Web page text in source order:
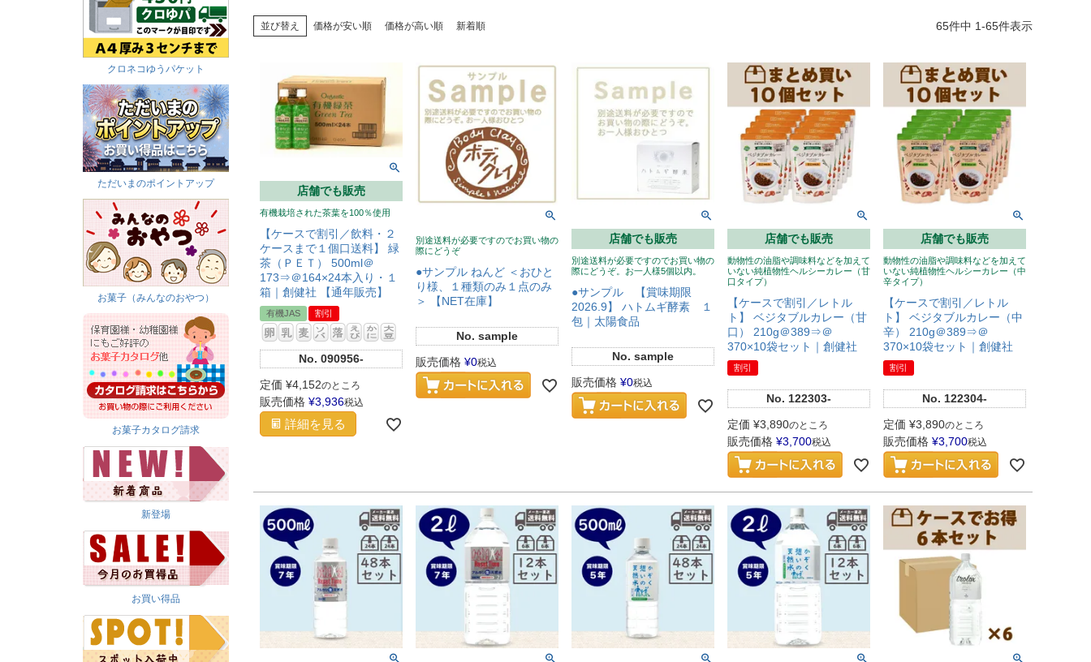
クロネコゆうパケット
ただいまのポイントアップ
お菓子（みんなのおやつ）
お菓子カタログ請求
新登場
お買い得品
並び替え 価格が安い順 価格が高い順 新着順 65件中 1-65件表示
店舗でも販売
有機栽培された茶葉を100％使用
【ケースで割引／飲料・２
ケースまで１個口送料】 緑
茶（ＰＥＴ） 500ml＠
173⇒＠164×24本入り・１
箱｜創健社 【通年販売】
有機JAS 割引
No. 090956-
定価 ¥4,152のところ
販売価格 ¥3,936税込
詳細を見る
別途送料が必要ですのでお買い物の
際にどうぞ
●サンプル ねんど ＜おひと
り様、１種類のみ１点のみ
＞ 【NET在庫】
No. sample
販売価格 ¥0税込
店舗でも販売
別途送料が必要ですのでお買い物の
際にどうぞ。お一人様5個以内。
●サンプル 【賞味期限
2026.9】 ハトムギ酵素 １
包｜太陽食品
No. sample
販売価格 ¥0税込
店舗でも販売
動物性の油脂や調味料などを加えて
いない純植物性ヘルシーカレー（甘
口タイプ）
【ケースで割引／レトル
ト】 ベジタブルカレー（甘
口） 210g＠389⇒＠
370×10袋セット｜創健社
割引
No. 122303-
定価 ¥3,890のところ
販売価格 ¥3,700税込
店舗でも販売
動物性の油脂や調味料などを加えて
いない純植物性ヘルシーカレー（中
辛タイプ）
【ケースで割引／レトル
ト】 ベジタブルカレー（中
辛） 210g＠389⇒＠
370×10袋セット｜創健社
割引
No. 122304-
定価 ¥3,890のところ
販売価格 ¥3,700税込